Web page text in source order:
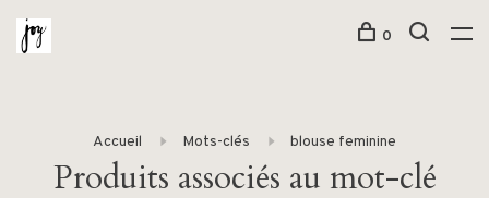
0
Accueil Mots-clés blouse feminine
Produits associés au mot-clé